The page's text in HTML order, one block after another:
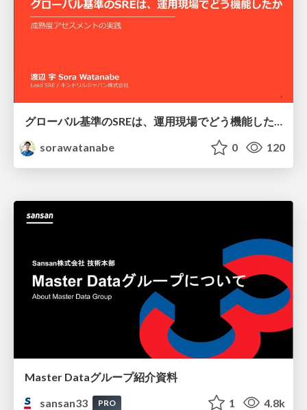
グローバル基準のSREは、運用現場でどう機能したか：成熟度アセスメントの実践 ／ SRE NEXT 2026
sorawatanabe
0 120
Master Dataグループ紹介資料
sansan33
PRO 1 4.8k